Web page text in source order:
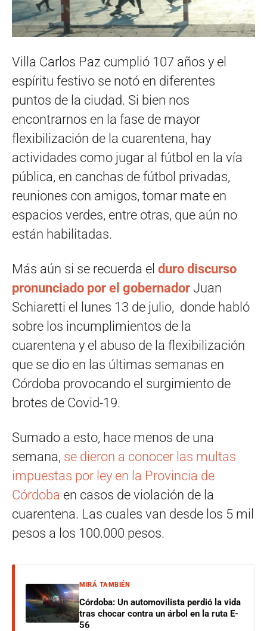
Villa Carlos Paz cumplió 107 años y el
espíritu festivo se notó en diferentes
puntos de la ciudad. Si bien nos
encontrarnos en la fase de mayor
flexibilización de la cuarentena, hay
actividades como jugar al fútbol en la vía
pública, en canchas de fútbol privadas,
reuniones con amigos, tomar mate en
espacios verdes, entre otras, que aún no
están habilitadas.
Más aún si se recuerda el duro discurso
pronunciado por el gobernador Juan
Schiaretti el lunes 13 de julio, donde habló
sobre los incumplimientos de la
cuarentena y el abuso de la flexibilización
que se dio en las últimas semanas en
Córdoba provocando el surgimiento de
brotes de Covid-19.
Sumado a esto, hace menos de una
semana, se dieron a conocer las multas
impuestas por ley en la Provincia de
Córdoba en casos de violación de la
cuarentena. Las cuales van desde los 5 mil
pesos a los 100.000 pesos.
MIRÁ TAMBIÉN
Córdoba: Un automovilista perdió la vida
tras chocar contra un árbol en la ruta E-
56